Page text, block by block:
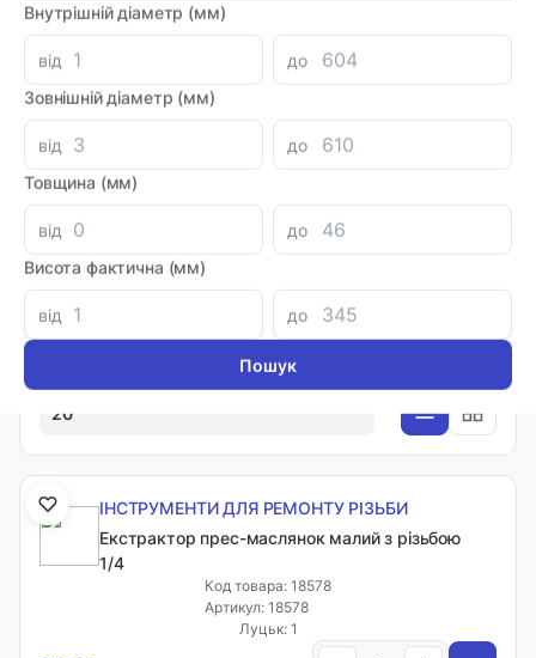
Внутрішній діаметр (мм)
від
до
Зовнішній діаметр (мм)
від
до
Товщина (мм)
від
до
Висота фактична (мм)
від до
Вн. діаметр
20
ІНСТРУМЕНТИ ДЛЯ РЕМОНТУ РІЗЬБИ
Екстрактор прес-маслянок малий з різьбою
1/4
Код товара: 18578
Артикул: 18578
Луцьк: 1